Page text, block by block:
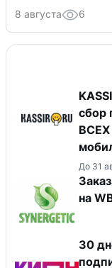
8 августа 6
сбор
ВСЕХ
До 31
на
30